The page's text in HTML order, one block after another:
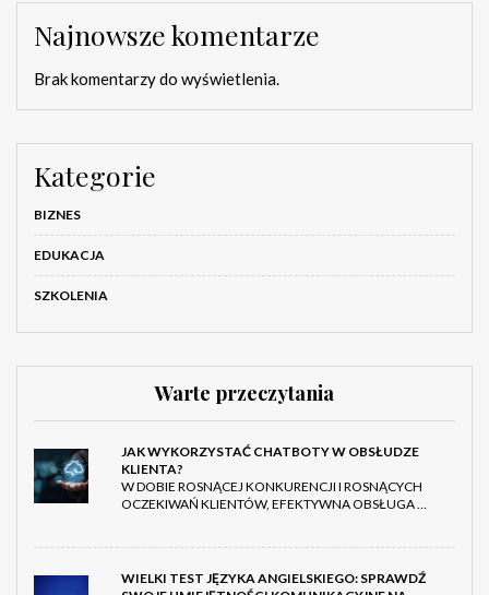
Najnowsze komentarze
Brak komentarzy do wyświetlenia.
Kategorie
BIZNES
EDUKACJA
SZKOLENIA
Warte przeczytania
JAK WYKORZYSTAĆ CHATBOTY W OBSŁUDZE
KLIENTA?
W DOBIE ROSNĄCEJ KONKURENCJI I ROSNĄCYCH
OCZEKIWAŃ KLIENTÓW, EFEKTYWNA OBSŁUGA …
WIELKI TEST JĘZYKA ANGIELSKIEGO: SPRAWDŹ